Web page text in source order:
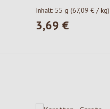
Inhalt: 55 g (67,09 € / kg)
Regulärer Preis:
3,69 €